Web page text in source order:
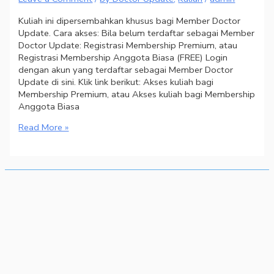
Kuliah ini dipersembahkan khusus bagi Member Doctor
Update. Cara akses: Bila belum terdaftar sebagai Member
Doctor Update: Registrasi Membership Premium, atau
Registrasi Membership Anggota Biasa (FREE) Login
dengan akun yang terdaftar sebagai Member Doctor
Update di sini. Klik link berikut: Akses kuliah bagi
Membership Premium, atau Akses kuliah bagi Membership
Anggota Biasa
Read More »